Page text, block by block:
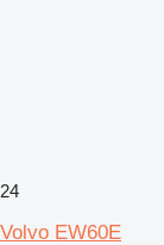
24
Volvo EW60E